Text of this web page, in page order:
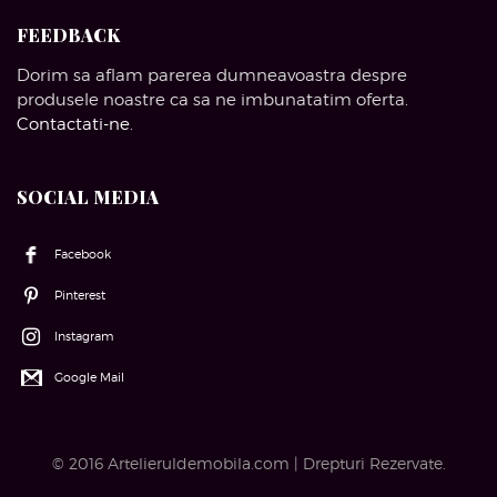
FEEDBACK
Dorim sa aflam parerea dumneavoastra despre
produsele noastre ca sa ne imbunatatim oferta.
Contactati-ne.
SOCIAL MEDIA
Facebook
Pinterest
Instagram
Google Mail
© 2016 Artelieruldemobila.com | Drepturi Rezervate.